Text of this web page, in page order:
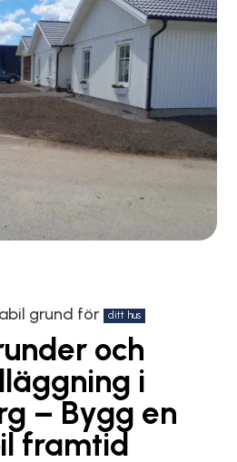
grund för ditt hus
och
i
– Bygg en
framtid